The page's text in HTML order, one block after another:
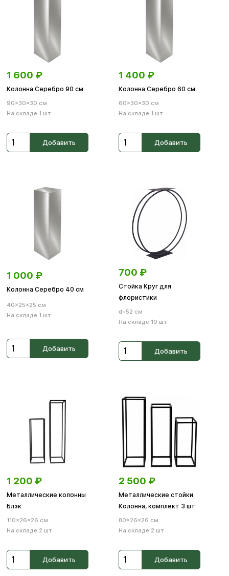
1 600 ₽
Колонна Серебро 90 см
90×30×30 см
На складе 1 шт.
Добавить
1 400 ₽
Колонна Серебро 60 см
60×30×30 см
На складе 1 шт.
Добавить
1 000 ₽
Колонна Серебро 40 см
40×25×25 см
На складе 1 шт.
Добавить
700 ₽
Стойка Круг для
флористики
d=52 см
На складе 10 шт.
Добавить
1 200 ₽
Металлические колонны
Блэк
110×26×26 см
На складе 2 шт.
Добавить
2 500 ₽
Металлические стойки
Колонна, комплект 3 шт
80×26×26 см
На складе 2 шт.
Добавить